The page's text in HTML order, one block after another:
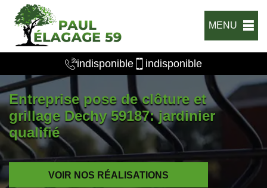
MENU
indisponible indisponible
Entreprise pose de clôture et
grillage Dechy 59187: jardinier
qualifié
VOIR NOS RÉALISATIONS